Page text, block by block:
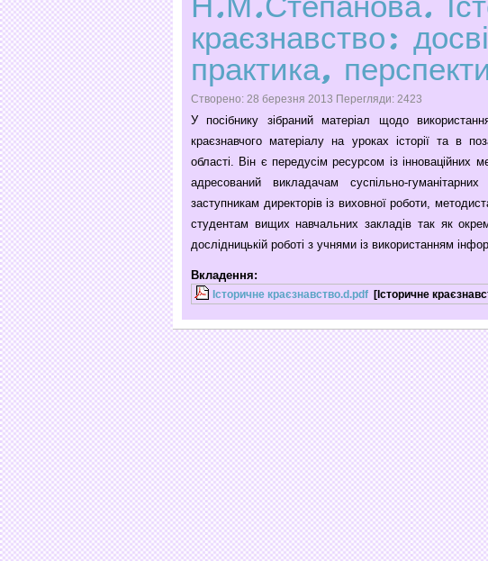
краєзнавство:
практика,
Створено: 28 березня 2013 Перегляди: 2423
У посібнику зібраний матеріал щодо
краєзнавчого матеріалу на уроках історії та в
області. Він є передусім ресурсом із інноваційних
адресований викладачам суспільно-
заступникам директорів із виховної роботи,
студентам вищих навчальних закладів так як
дослідницькій роботі з учнями із використанням
Вкладення:
Історичне краєзнавство.d.pdf [Історичне